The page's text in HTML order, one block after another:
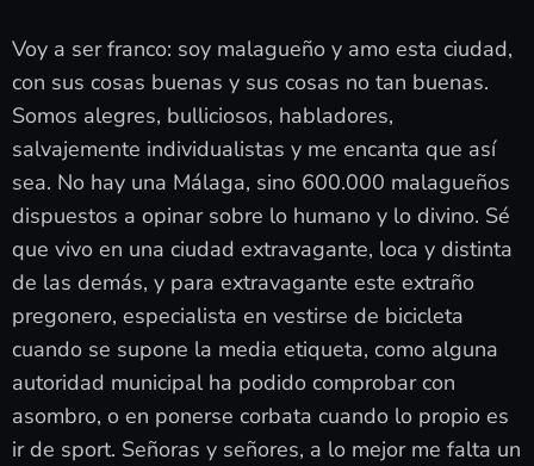
Voy a ser franco: soy malagueño y amo esta ciudad,
con sus cosas buenas y sus cosas no tan buenas.
Somos alegres, bulliciosos, habladores,
salvajemente individualistas y me encanta que así
sea. No hay una Málaga, sino 600.000 malagueños
dispuestos a opinar sobre lo humano y lo divino. Sé
que vivo en una ciudad extravagante, loca y distinta
de las demás, y para extravagante este extraño
pregonero, especialista en vestirse de bicicleta
cuando se supone la media etiqueta, como alguna
autoridad municipal ha podido comprobar con
asombro, o en ponerse corbata cuando lo propio es
ir de sport. Señoras y señores, a lo mejor me falta un